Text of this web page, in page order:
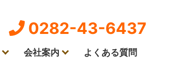
0282-43-6437
会社案内 よくある質問